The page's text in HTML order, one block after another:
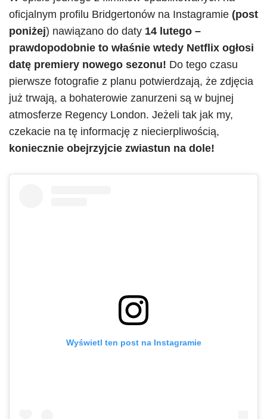
oficjalnym profilu Bridgertonów na Instagramie (post
poniżej) nawiązano do daty 14 lutego –
prawdopodobnie to właśnie wtedy Netflix ogłosi
datę premiery nowego sezonu! Do tego czasu
pierwsze fotografie z planu potwierdzają, że zdjęcia
już trwają, a bohaterowie zanurzeni są w bujnej
atmosferze Regency London. Jeżeli tak jak my,
czekacie na tę informację z niecierpliwością,
koniecznie obejrzyjcie zwiastun na dole!
Wyświetl ten post na Instagramie